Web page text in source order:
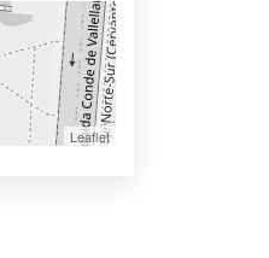
Leaflet